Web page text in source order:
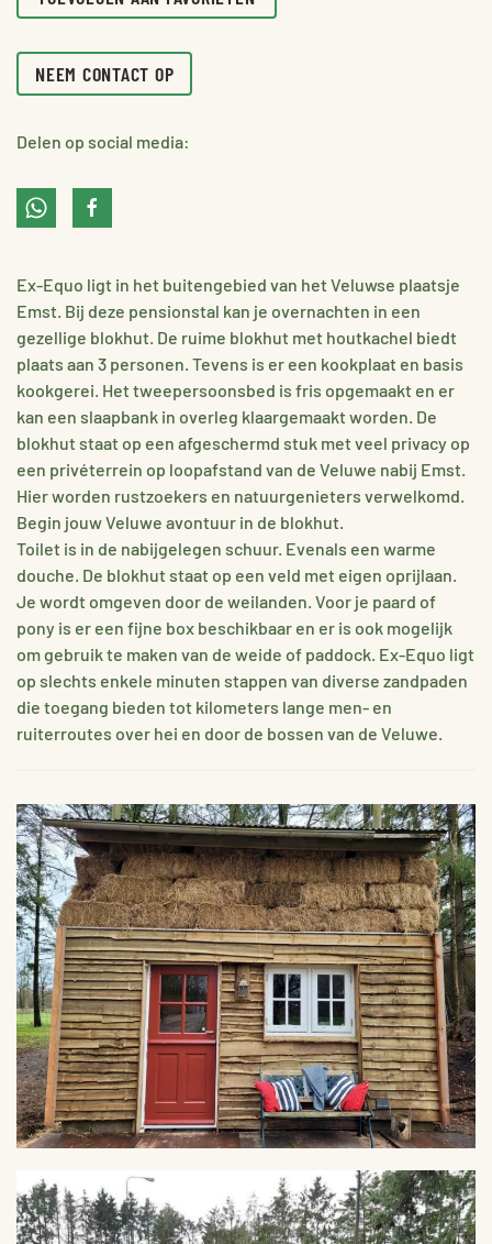
NEEM CONTACT OP
Delen op social media:
Ex-Equo ligt in het buitengebied van het Veluwse plaatsje
Emst. Bij deze pensionstal kan je overnachten in een
gezellige blokhut. De ruime blokhut met houtkachel biedt
plaats aan 3 personen. Tevens is er een kookplaat en basis
kookgerei. Het tweepersoonsbed is fris opgemaakt en er
kan een slaapbank in overleg klaargemaakt worden. De
blokhut staat op een afgeschermd stuk met veel privacy op
een privéterrein op loopafstand van de Veluwe nabij Emst.
Hier worden rustzoekers en natuurgenieters verwelkomd.
Begin jouw Veluwe avontuur in de blokhut.
Toilet is in de nabijgelegen schuur. Evenals een warme
douche. De blokhut staat op een veld met eigen oprijlaan.
Je wordt omgeven door de weilanden. Voor je paard of
pony is er een fijne box beschikbaar en er is ook mogelijk
om gebruik te maken van de weide of paddock. Ex-Equo ligt
op slechts enkele minuten stappen van diverse zandpaden
die toegang bieden tot kilometers lange men- en
ruiterroutes over hei en door de bossen van de Veluwe.
VERGROTEN